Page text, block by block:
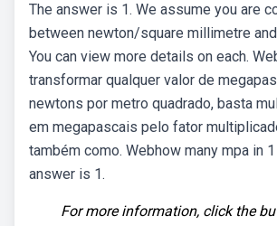
The answer is 1. We assume you are
between newton/square millimetre
You can view more details on each.
transformar qualquer valor de
newtons por metro quadrado, basta
em megapascais pelo fator
também como. Webhow many mpa in
answer is 1.
For more information, click the